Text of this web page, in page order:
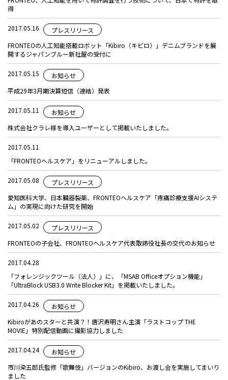
得
2017.05.16
プレスリリース
FRONTEOの人工知能搭載ロボット「Kibiro（キビロ）」デニムブランドを展
開するジャパンブルー新社屋の受付に
2017.05.15
お知らせ
平成29年3月期決算短信（連結）発表
2017.05.11
お知らせ
株式会社クラレ様を導入ユーザーとして掲載いたしました。
2017.05.11
「FRONTEOヘルスケア」をリニューアルしました。
2017.05.08
プレスリリース
愛知医科大学、日本臓器製薬、FRONTEOヘルスケア「疼痛診療支援AIシステ
ム」の実現に向けた研究を開始
2017.05.02
プレスリリース
FRONTEOの子会社、FRONTEOヘルスケア代表取締役社長の交代のお知らせ
2017.04.28
「フォレンジックツール（法人）」に、「MSAB Officeオプション機能」
「UltraBlock USB3.0 Write Blocker Kit」を掲載いたしました。
2017.04.26
お知らせ
Kibiroがあのスターと共演？！唐沢寿明さん主演「ラストコップ THE
MOVIE」特別配信動画に撮影協力しました
2017.04.24
お知らせ
市川染五郎氏監修「歌舞伎」バージョンのKibiro、お渡し会を実施してまいり
ました